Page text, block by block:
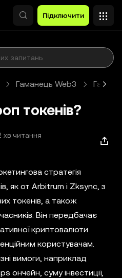
Підключити
Гаманець Web3
токенів?
хв читання
стратегія
як от Arbitrum і Zksync, з
токенів, а також
Він передбачає
криптовалюти
користувачам.
вимоги, наприклад
ончейн, суму інвестиції,